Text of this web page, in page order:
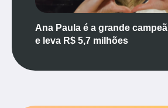
Ana Paula é a grande campeã
e leva R$ 5,7 milhões